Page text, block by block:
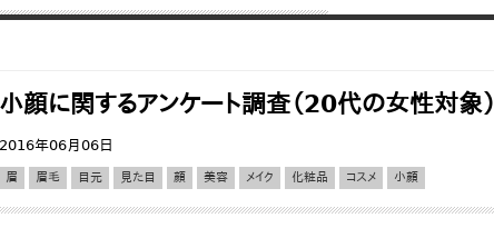
小顔に関するアンケート調査（20代の女性対象）
2016年06月06日
眉 眉毛 目元 見た目 顔 美容 メイク 化粧品 コスメ 小顔